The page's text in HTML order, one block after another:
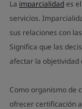
La imparcialidades
servicios.
sus relaciones con
Significa que las
afectar la objetividad
Como organismo de
ofrecer certificación